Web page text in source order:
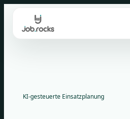
content
KI-gesteuerte Einsatzplanung